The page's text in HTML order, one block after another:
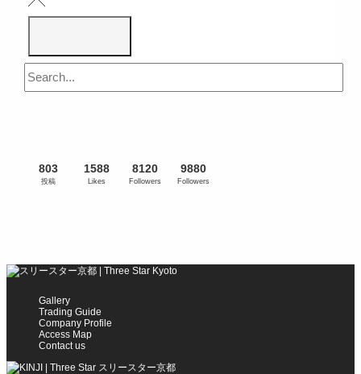
803
投稿
1588
Likes
8120
Followers
9880
Followers
Gallery
Trading Guide
Company Profile
Access Map
Contact us